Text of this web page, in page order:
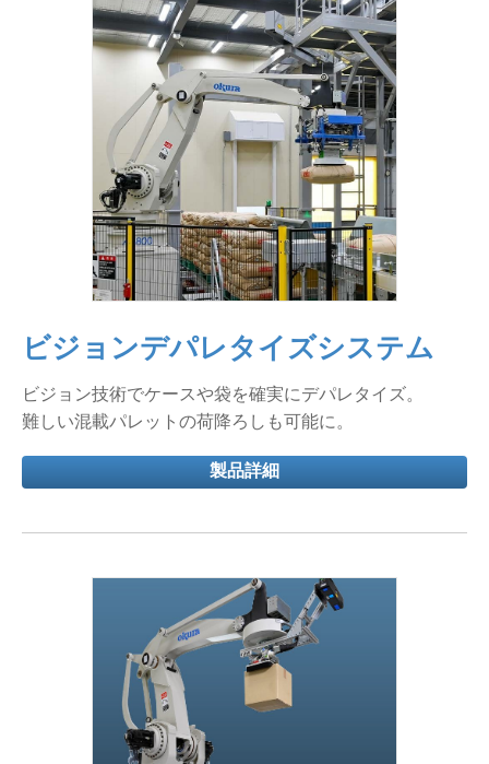
ビジョンデパレタイズシステム
ビジョン技術でケースや袋を確実にデパレタイズ。
難しい混載パレットの荷降ろしも可能に。
製品詳細